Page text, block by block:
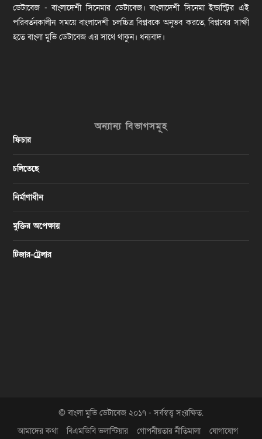
ডেটাবেজ - বাংলাদেশী সিনেমার ডেটাবেজ। বাংলাদেশী সিনেমা ইন্ডাস্ট্রির এই
পরিবর্তনকালীন সময়ে বাংলাদেশী চলচ্চিত্র বিপ্লবকে অনুভব করতে, বিপ্লবের সাক্ষী
হতে বাংলা মুভি ডেটাবেজ এর সাথে থাকুন। ধন্যবাদ।
অন্যান্য বিভাগসমূহ
ফিচার
চলিতেছে
নির্মাণাধীন
মুক্তির অপেক্ষায়
টিজার-ট্রেলার
© বাংলা মুভি ডেটাবেজ ২০১৭ - সর্বস্বত্ত্ব সংরক্ষিত.
আমাদের কথা
বিএমডিবি ভলান্টিয়ার গোপনীয়তার নীতিমালা যোগাযোগ